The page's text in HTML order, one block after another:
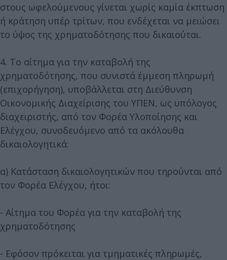
στους ωφελούμενους γίνεται χωρίς καμία έκπτωση
ή κράτηση υπέρ τρίτων, που ενδέχεται να μειώσει
το ύψος της χρηματοδότησης που δικαιούται.
4. Το αίτημα για την καταβολή της
χρηματοδότησης, που συνιστά έμμεση πληρωμή
(επιχορήγηση), υποβάλλεται στη Διεύθυνση
Οικονομικής Διαχείρισης του ΥΠΕΝ, ως υπόλογος
διαχειριστής, από τον Φορέα Υλοποίησης και
Ελέγχου, συνοδευόμενο από τα ακόλουθα
δικαιολογητικά:
α) Κατάσταση δικαιολογητικών που τηρούνται από
τον Φορέα Ελέγχου, ήτοι:
- Αίτημα του Φορέα για την καταβολή της
χρηματοδότησης
- Εφόσον πρόκειται για τμηματικές πληρωμές,